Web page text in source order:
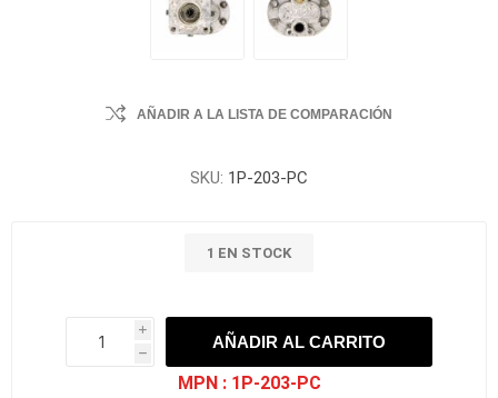
AÑADIR A LA LISTA DE COMPARACIÓN
SKU: 1P-203-PC
1 EN STOCK
i
h
h
AÑADIR AL CARRITO
MPN : 1P-203-PC